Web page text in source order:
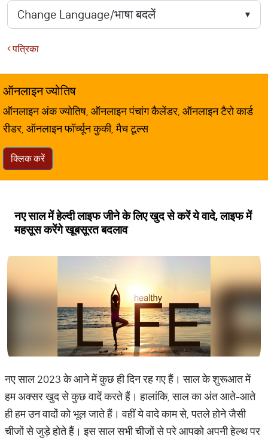
पत्रिका
ऑनलाइन ज्योतिष
ऑनलाइन अंक ज्योतिष, ऑनलाइन पंचांग कैलेंडर, ऑनलाइन टैरो कार्ड
रीडर, ऑनलाइन फॉर्च्यून कुकी, मैच टूल्स
क्लिक करें
नए साल में हेल्दी लाइफ जीने के लिए खुद से करें ये वादे, लाइफ में
महसूस करेंगे खूबसूरत बदलाव
नए साल 2023 के आने में कुछ ही दिन रह गए हैं। साल के शुरूआत में
हम अक्सर खुद से कुछ वादें करते हैं। हालांकि, साल का अंत आते-आते
ही हम उन वादों को भूल जाते हैं। वहीं ये वादे काम से, पतले होने जैसी
चीजों से जुड़े होते हैं। इस साल सभी चीजों से परे आपको अपनी हेल्थ पर